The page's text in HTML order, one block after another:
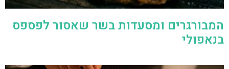
המבורגרים ומסעדות בשר שאסור לפספס
בנאפולי